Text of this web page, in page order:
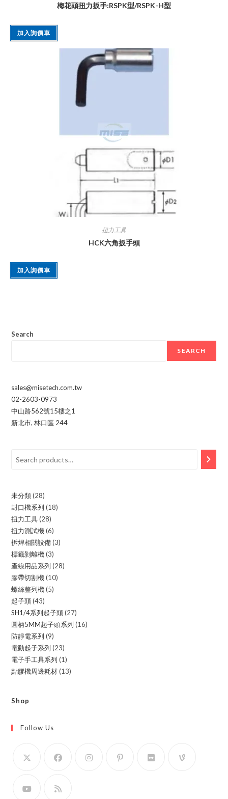
梅花頭扭力扳手:RSPK型/RSPK-H型
加入詢價車
扭力工具
HCK六角扳手頭
加入詢價車
Search
SEARCH
sales@misetech.com.tw
02-2603-0973
中山路562號15樓之1
新北市,林口區 244
未分類 2828
products
封口機系列 1818
扭力工具 2828
products
扭力測試機 66
products
拆焊相關設備 33
標籤剝離機 33
products
產線用品系列 2828
膠帶切割機 1010
螺絲整列機 55
起子頭 4343
products
SH1/4系列起子頭 2727
products
圓柄5MM起子頭系列 1616
防靜電系列 99
products
電動起子系列 2323
products
電子手工具系列 11
product
點膠機周邊耗材 1313
Shop
Follow Us